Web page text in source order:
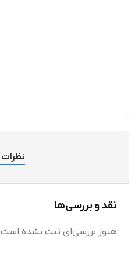
نظرات
نقد و بررسی‌ها
هنوز بررسی‌ای ثبت نشده